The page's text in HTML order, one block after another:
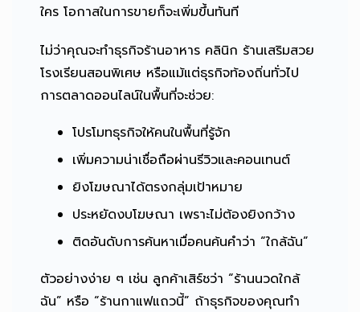
ใคร โอกาสในการขายก็จะเพิ่มขึ้นทันที
ไม่ว่าคุณจะทำธุรกิจร้านอาหาร คลินิก ร้านเสริมสวย
โรงเรียนสอนพิเศษ หรือแม้แต่ธุรกิจท้องถิ่นทั่วไป
การตลาดออนไลน์ในพื้นที่จะช่วย:
โปรโมทธุรกิจให้คนในพื้นที่รู้จัก
เพิ่มความน่าเชื่อถือผ่านรีวิวและคอนเทนต์
ยิงโฆษณาได้ตรงกลุ่มเป้าหมาย
ประหยัดงบโฆษณา เพราะไม่ต้องยิงกว้าง
ติดอันดับการค้นหาเมื่อคนค้นคำว่า “ใกล้ฉัน”
ตัวอย่างง่าย ๆ เช่น ลูกค้าเสิร์ชว่า “ร้านนวดใกล้
ฉัน” หรือ “ร้านกาแฟแถวนี้” ถ้าธุรกิจของคุณทำ